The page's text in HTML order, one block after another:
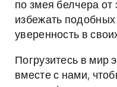
по змея белчера
избежать подобных
уверенность в
Погрузитесь в мир
вместе с нами,